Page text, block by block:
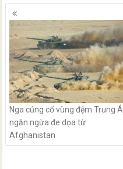
Posts
navigation
Nga củng cố vùng đệm Trung Á
ngăn ngừa đe dọa từ
Afghanistan